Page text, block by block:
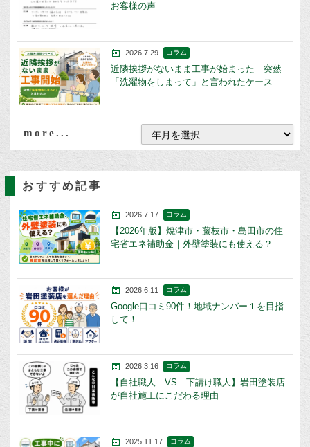
お客様の声
2026.7.29 コラム
近隣挨拶がないまま工事が始まった｜突然
「洗濯物をしまって」と言われたケース
more...
おすすめ記事
2026.7.17 コラム
【2026年版】焼津市・藤枝市・島田市の住
宅省エネ補助金｜外壁塗装にも使える？
2026.6.11 コラム
Google口コミ90件！地域ナンバー１を目指
して！
2026.3.16 コラム
【自社職人 VS 下請け職人】岩田塗装店
が自社施工にこだわる理由
2025.11.17 コラム